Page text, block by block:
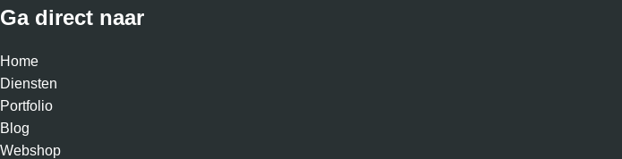
Ga direct naar
Home
Diensten
Portfolio
Blog
Webshop